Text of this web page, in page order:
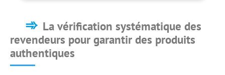
La vérification systématique des
revendeurs pour garantir des produits
authentiques